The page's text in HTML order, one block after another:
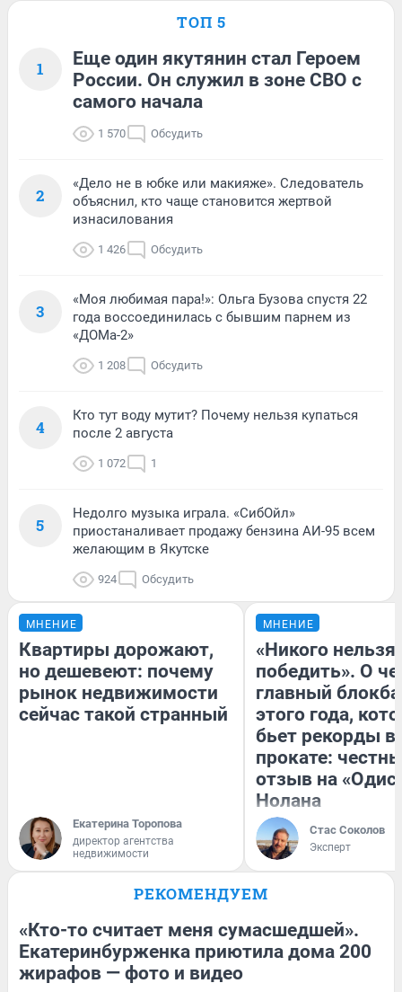
ТОП 5
1
Еще один якутянин стал Героем
России. Он служил в зоне СВО с
самого начала
1 570 Обсудить
2
«Дело не в юбке или макияже». Следователь
объяснил, кто чаще становится жертвой
изнасилования
1 426 Обсудить
3
«Моя любимая пара!»: Ольга Бузова спустя 22
года воссоединилась с бывшим парнем из
«ДОМа-2»
1 208 Обсудить
4
Кто тут воду мутит? Почему нельзя купаться
после 2 августа
1 072 1
5
Недолго музыка играла. «СибОйл»
приостаналивает продажу бензина АИ-95 всем
желающим в Якутске
924 Обсудить
МНЕНИЕ
Квартиры дорожают,
но дешевеют: почему
рынок недвижимости
сейчас такой странный
Екатерина Торопова
директор агентства
недвижимости
МНЕНИЕ
«Никого нельзя
победить». О
главный
этого года,
бьет рекорды в
прокате:
отзыв на
Нолана
Стас Соколов
Эксперт
РЕКОМЕНДУЕМ
«Кто-то считает меня сумасшедшей».
Екатеринбурженка приютила дома 200
жирафов — фото и видео